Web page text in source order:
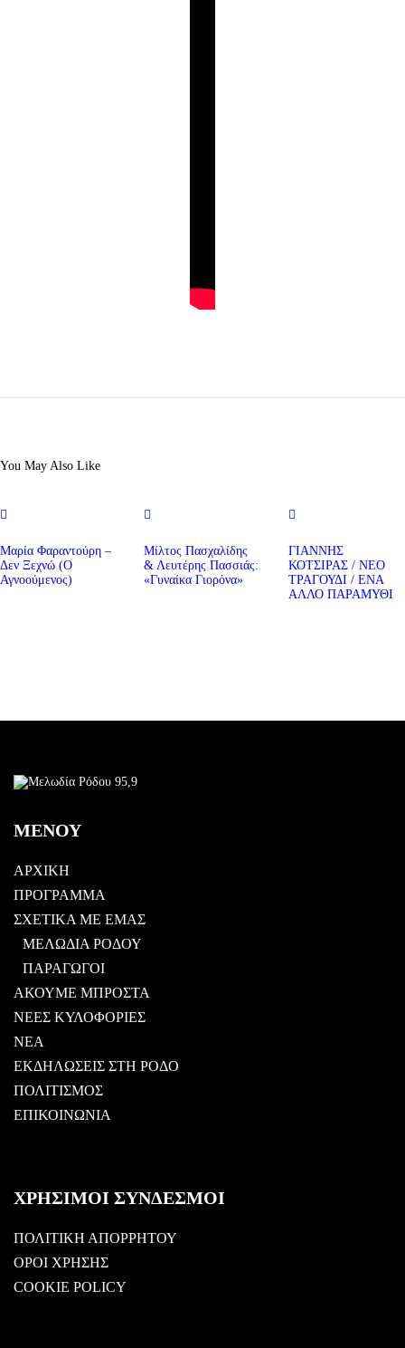
You May Also Like
Μαρία Φαραντούρη –
Δεν Ξεχνώ (Ο
Αγνοούμενος)
Μίλτος Πασχαλίδης
& Λευτέρης Πασσιάς:
«Γυναίκα Γιορόνα»
ΓΙΑΝΝΗΣ
ΚΟΤΣΙΡΑΣ / ΝΕΟ
ΤΡΑΓΟΥΔΙ / ΕΝΑ
ΑΛΛΟ ΠΑΡΑΜΥΘΙ
ΜΕΝΟΥ
ΑΡΧΙΚΗ
ΠΡΟΓΡΑΜΜΑ
ΣΧΕΤΙΚΑ ΜΕ ΕΜΑΣ
ΜΕΛΩΔΙΑ ΡΟΔΟΥ
ΠΑΡΑΓΩΓΟΙ
ΑΚΟΥΜΕ ΜΠΡΟΣΤΑ
ΝΕΕΣ ΚΥΛΟΦΟΡΙΕΣ
ΝΕΑ
ΕΚΔΗΛΩΣΕΙΣ ΣΤΗ ΡΟΔΟ
ΠΟΛΙΤΙΣΜΟΣ
ΕΠΙΚΟΙΝΩΝΙΑ
ΧΡΗΣΙΜΟΙ ΣΥΝΔΕΣΜΟΙ
ΠΟΛΙΤΙΚΗ ΑΠΟΡΡΗΤΟΥ
ΟΡΟΙ ΧΡΗΣΗΣ
COOKIE POLICY